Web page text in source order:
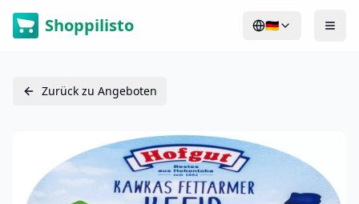
Shoppilisto 🇩🇪
Zurück zu Angeboten